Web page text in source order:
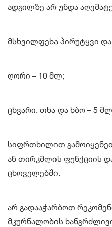
ადგილზე არ უნდა
მსხვილფეხა პირუტყვი
ღორი – 10 მლ;
ცხვარი, თხა და ხბო – 5
სიფრთხილით
ან თირკმლის ფუნქციის
ცხოველებში.
არ გადააჭარბოთ
მკურნალობის